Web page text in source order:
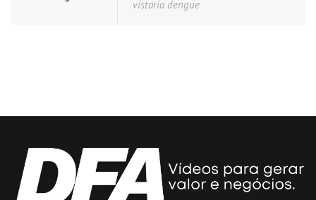
vistoria dengue